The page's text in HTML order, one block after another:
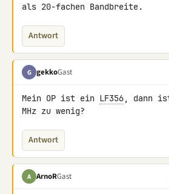
als 20-fachen Bandbreite.
Antwort
G gekkoGast
Mein OP ist ein LF356, dann
MHz zu wenig?
Antwort
A ArnoRGast